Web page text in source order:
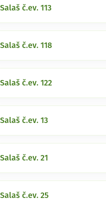
Salaš č.ev. 113
Salaš č.ev. 118
Salaš č.ev. 122
Salaš č.ev. 13
Salaš č.ev. 21
Salaš č.ev. 25